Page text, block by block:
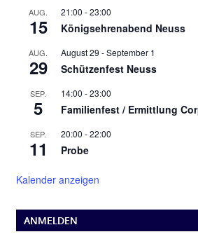
AUG.
15
21:00 -23:00
Königsehrenabend Neuss
AUG.
29
August 29 -September 1
Schützenfest Neuss
SEP.
5
14:00 -23:00
Familienfest / Ermittlung
SEP.
11
20:00 -22:00
Probe
Kalender anzeigen
ANMELDEN